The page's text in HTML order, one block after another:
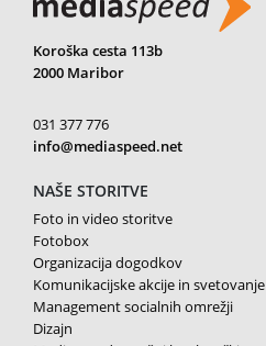
Koroška cesta 113b
2000 Maribor
031 377 776
info@mediaspeed.net
NAŠE STORITVE
Foto in video storitve
Fotobox
Organizacija dogodkov
Komunikacijske akcije in svetovanje
Management socialnih omrežji
Dizajn